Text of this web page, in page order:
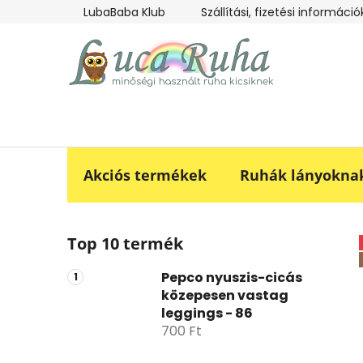
tartalomhoz
LubaBaba Klub Szállítási, fizetési
Akciós termékek Ruhák
l
d
a
Top 10 termék
Pepco nyuszis-cicás
közepesen vastag
leggings - 86
700 Ft